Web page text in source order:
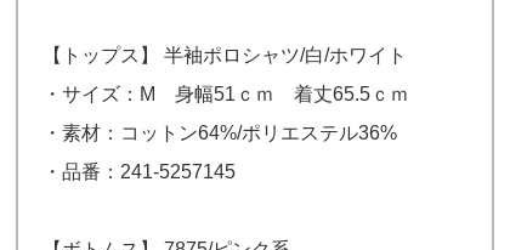
【トップス】 半袖ポロシャツ/白/ホワイト
・サイズ：M 身幅51ｃｍ 着丈65.5ｃｍ
・素材：コットン64%/ポリエステル36%
・品番：241-5257145